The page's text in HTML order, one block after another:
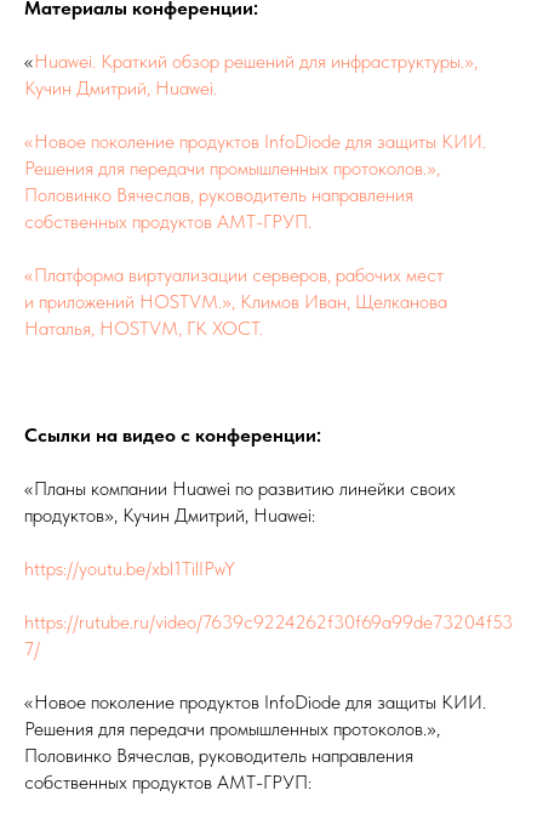
Материалы конференции:
«Huawei. Краткий обзор решений для инфраструктуры.»,
Кучин Дмитрий, Huawei.
«Новое поколение продуктов InfoDiode для защиты КИИ.
Решения для передачи промышленных протоколов.»,
Половинко Вячеслав, руководитель направления
собственных продуктов АМТ-ГРУП.
«Платформа виртуализации серверов, рабочих мест
и приложений HOSTVM.», Климов Иван, Щелканова
Наталья, HOSTVM, ГК ХОСТ.
Ссылки на видео c конференции:
«Планы компании Huawei по развитию линейки своих
продуктов», Кучин Дмитрий, Huawei:
https://youtu.be/xbl1TilIPwY
https://rutube.ru/video/7639c9224262f30f69a99de73204f53
7/
«Новое поколение продуктов InfoDiode для защиты КИИ.
Решения для передачи промышленных протоколов.»,
Половинко Вячеслав, руководитель направления
собственных продуктов АМТ-ГРУП: